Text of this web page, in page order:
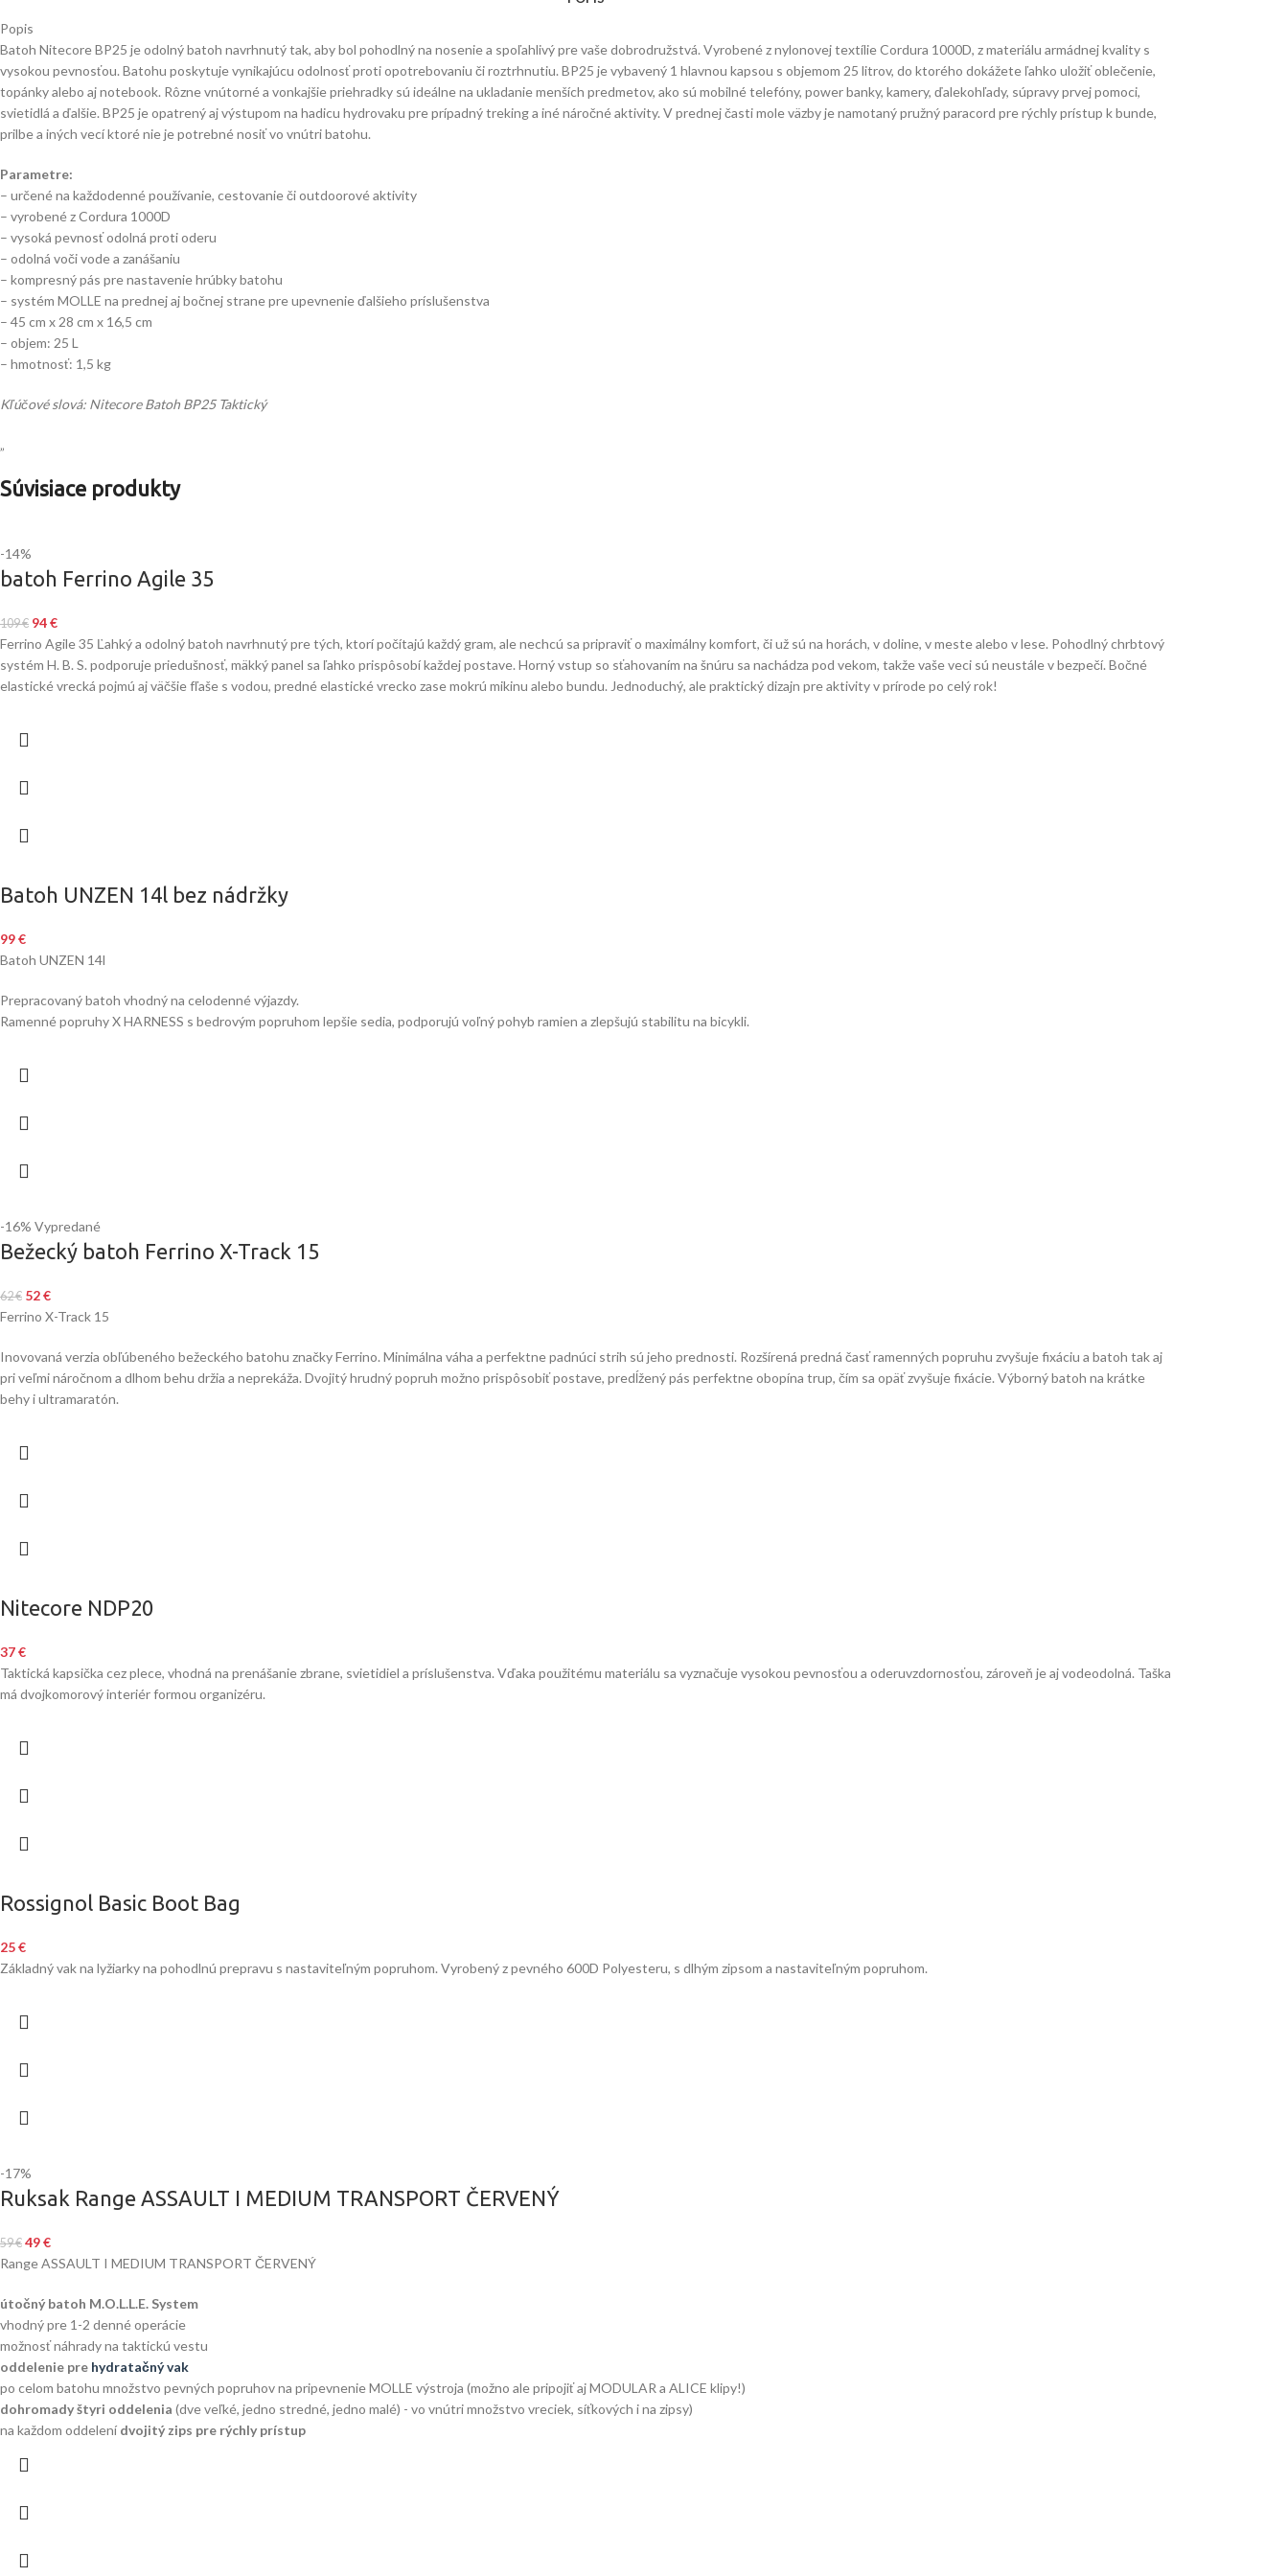
Popis
Batoh Nitecore BP25 je odolný batoh navrhnutý tak, aby bol pohodlný na nosenie a spoľahlivý pre vaše dobrodružstvá. Vyrobené z nylonovej textílie Cordura 1000D, z materiálu armádnej kvality s
vysokou pevnosťou. Batohu poskytuje vynikajúcu odolnosť proti opotrebovaniu či roztrhnutiu. BP25 je vybavený 1 hlavnou kapsou s objemom 25 litrov, do ktorého dokážete ľahko uložiť oblečenie,
topánky alebo aj notebook. Rôzne vnútorné a vonkajšie priehradky sú ideálne na ukladanie menších predmetov, ako sú mobilné telefóny, power banky, kamery, ďalekohľady, súpravy prvej pomoci,
svietidlá a ďalšie. BP25 je opatrený aj výstupom na hadicu hydrovaku pre prípadný treking a iné náročné aktivity. V prednej časti mole väzby je namotaný pružný paracord pre rýchly prístup k bunde,
prilbe a iných vecí ktoré nie je potrebné nosiť vo vnútri batohu.
Parametre:
– určené na každodenné používanie, cestovanie či outdoorové aktivity
– vyrobené z Cordura 1000D
– vysoká pevnosť odolná proti oderu
– odolná voči vode a zanášaniu
– kompresný pás pre nastavenie hrúbky batohu
– systém MOLLE na prednej aj bočnej strane pre upevnenie ďalšieho príslušenstva
– 45 cm x 28 cm x 16,5 cm
– objem: 25 L
– hmotnosť: 1,5 kg
Kľúčové slová: Nitecore Batoh BP25 Taktický
„
Súvisiace produkty
-14%
batoh Ferrino Agile 35
109€ 94€
Ferrino Agile 35 Ľahký a odolný batoh navrhnutý pre tých, ktorí počítajú každý gram, ale nechcú sa pripraviť o maximálny komfort, či už sú na horách, v doline, v meste alebo v lese. Pohodlný chrbtový
systém H. B. S. podporuje priedušnosť, mäkký panel sa ľahko prispôsobí každej postave. Horný vstup so sťahovaním na šnúru sa nachádza pod vekom, takže vaše veci sú neustále v bezpečí. Bočné
elastické vrecká pojmú aj väčšie fľaše s vodou, predné elastické vrecko zase mokrú mikinu alebo bundu. Jednoduchý, ale praktický dizajn pre aktivity v prírode po celý rok!
Batoh UNZEN 14l bez nádržky
99€
Batoh UNZEN 14l
Prepracovaný batoh vhodný na celodenné výjazdy.
Ramenné popruhy X HARNESS s bedrovým popruhom lepšie sedia, podporujú voľný pohyb ramien a zlepšujú stabilitu na bicykli.
-16% Vypredané
Bežecký batoh Ferrino X-Track 15
62€ 52€
Ferrino X-Track 15
Inovovaná verzia obľúbeného bežeckého batohu značky Ferrino. Minimálna váha a perfektne padnúci strih sú jeho prednosti. Rozšírená predná časť ramenných popruhu zvyšuje fixáciu a batoh tak aj
pri veľmi náročnom a dlhom behu držia a neprekáža. Dvojitý hrudný popruh možno prispôsobiť postave, predĺžený pás perfektne obopína trup, čím sa opäť zvyšuje fixácie. Výborný batoh na krátke
behy i ultramaratón.
Nitecore NDP20
37€
Taktická kapsička cez plece, vhodná na prenášanie zbrane, svietidiel a príslušenstva. Vďaka použitému materiálu sa vyznačuje vysokou pevnosťou a oderuvzdornosťou, zároveň je aj vodeodolná. Taška
má dvojkomorový interiér formou organizéru.
Rossignol Basic Boot Bag
25€
Základný vak na lyžiarky na pohodlnú prepravu s nastaviteľným popruhom. Vyrobený z pevného 600D Polyesteru, s dlhým zipsom a nastaviteľným popruhom.
-17%
Ruksak Range ASSAULT I MEDIUM TRANSPORT ČERVENÝ
59€ 49€
Range ASSAULT I MEDIUM TRANSPORT ČERVENÝ
útočný batoh M.O.L.L.E. System
vhodný pre 1-2 denné operácie
možnosť náhrady na taktickú vestu
oddelenie pre hydratačný vak
po celom batohu množstvo pevných popruhov na pripevnenie MOLLE výstroja (možno ale pripojiť aj MODULAR a ALICE klipy!)
dohromady štyri oddelenia (dve veľké, jedno stredné, jedno malé) - vo vnútri množstvo vreciek, síťkových i na zipsy)
na každom oddelení dvojitý zips pre rýchly prístup